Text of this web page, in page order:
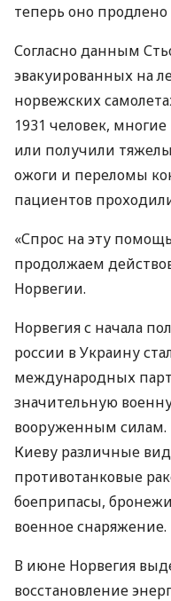
теперь оно
Согласно данным
эвакуированных на
норвежских
1931 человек,
или получили
ожоги и переломы
пациентов
«Спрос на эту
продолжаем
Норвегии.
Норвегия с начала
россии в Украину
международных
значительную
вооруженным силам.
Киеву различные
противотанковые
боеприпасы,
военное снаряжение.
В июне Норвегия
восстановление